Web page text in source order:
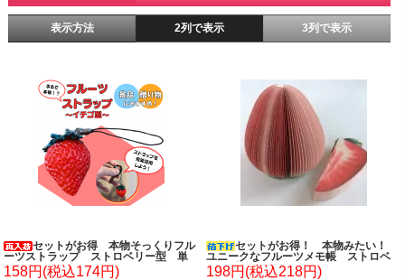
表示方法 2列で表示 3列で表示
セットがお得 本物そっくりフル
ーツストラップ ストロベリー型 単
価１３８円～
158円(税込174円)
セットがお得！ 本物みたい！
ユニークなフルーツメモ帳 ストロベ
リー型 単価１７８円～
198円(税込218円)